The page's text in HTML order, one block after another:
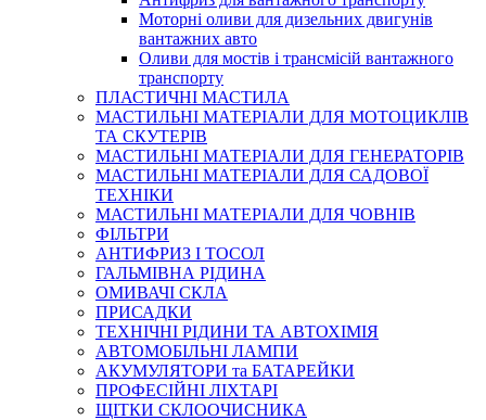
Моторні оливи для дизельних двигунів
вантажних авто
Оливи для мостів і трансмісій вантажного
транспорту
ПЛАСТИЧНІ МАСТИЛА
МАСТИЛЬНІ МАТЕРІАЛИ ДЛЯ МОТОЦИКЛІВ
ТА СКУТЕРІВ
МАСТИЛЬНІ МАТЕРІАЛИ ДЛЯ ГЕНЕРАТОРІВ
МАСТИЛЬНІ МАТЕРІАЛИ ДЛЯ САДОВОЇ
ТЕХНІКИ
МАСТИЛЬНІ МАТЕРІАЛИ ДЛЯ ЧОВНІВ
ФІЛЬТРИ
АНТИФРИЗ І ТОСОЛ
ГАЛЬМІВНА РІДИНА
ОМИВАЧІ СКЛА
ПРИСАДКИ
ТЕХНІЧНІ РІДИНИ ТА АВТОХІМІЯ
АВТОМОБІЛЬНІ ЛАМПИ
АКУМУЛЯТОРИ та БАТАРЕЙКИ
ПРОФЕСІЙНІ ЛІХТАРІ
ЩІТКИ СКЛООЧИСНИКА